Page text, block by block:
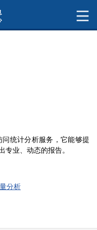
统计分析服务，它能够提
专业、动态的报告。
分析